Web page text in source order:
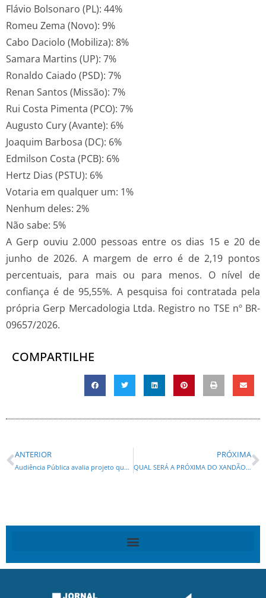
Flávio Bolsonaro (PL): 44%
Romeu Zema (Novo): 9%
Cabo Daciolo (Mobiliza): 8%
Samara Martins (UP): 7%
Ronaldo Caiado (PSD): 7%
Renan Santos (Missão): 7%
Rui Costa Pimenta (PCO): 7%
Augusto Cury (Avante): 6%
Joaquim Barbosa (DC): 6%
Edmilson Costa (PCB): 6%
Hertz Dias (PSTU): 6%
Votaria em qualquer um: 1%
Nenhum deles: 2%
Não sabe: 5%
A Gerp ouviu 2.000 pessoas entre os dias 15 e 20 de
junho de 2026. A margem de erro é de 2,19 pontos
percentuais, para mais ou para menos. O nível de
confiança é de 95,55%. A pesquisa foi contratada pela
própria Gerp Mercadologia Ltda. Registro no TSE nº BR-
09657/2026.
COMPARTILHE
ANTERIOR
Audiência Pública avalia projeto que pretende modificar regulamentação da venda de bebidas alcoólicas em estádios
PRÓXIMA
QUAL SERÁ A PRÓXIMA DO XANDÃO ? Moraes pede parecer da PGR sobre apreensão de arma de Bolsonaro